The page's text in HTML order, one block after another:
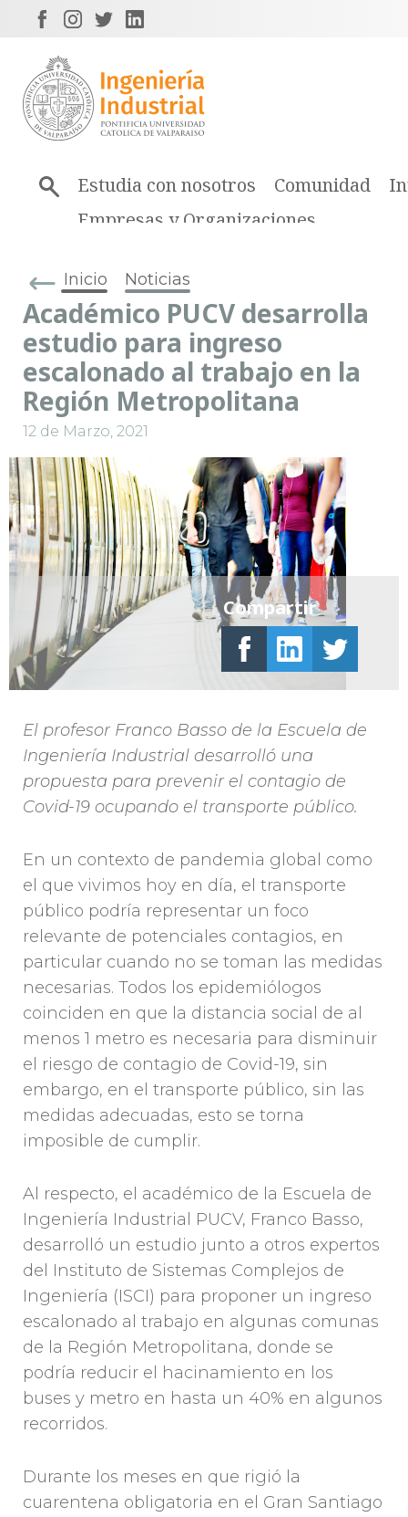
Estudia con nosotros Comunidad
Empresas y Organizaciones
Inicio Noticias
Académico PUCV desarrolla
estudio para ingreso
escalonado al trabajo en la
Región Metropolitana
12 de Marzo, 2021
El profesor Franco Basso de la Escuela de
Ingeniería Industrial desarrolló una
propuesta para prevenir el contagio de
Covid-19 ocupando el transporte público.
En un contexto de pandemia global como
el que vivimos hoy en día, el transporte
público podría representar un foco
relevante de potenciales contagios, en
particular cuando no se toman las medidas
necesarias. Todos los epidemiólogos
coinciden en que la distancia social de al
menos 1 metro es necesaria para disminuir
el riesgo de contagio de Covid-19, sin
embargo, en el transporte público, sin las
medidas adecuadas, esto se torna
imposible de cumplir.
Al respecto, el académico de la Escuela de
Ingeniería Industrial PUCV, Franco Basso,
desarrolló un estudio junto a otros expertos
del Instituto de Sistemas Complejos de
Ingeniería (ISCI) para proponer un ingreso
escalonado al trabajo en algunas comunas
de la Región Metropolitana, donde se
podría reducir el hacinamiento en los
buses y metro en hasta un 40% en algunos
recorridos.
Durante los meses en que rigió la
cuarentena obligatoria en el Gran Santiago
Compartir